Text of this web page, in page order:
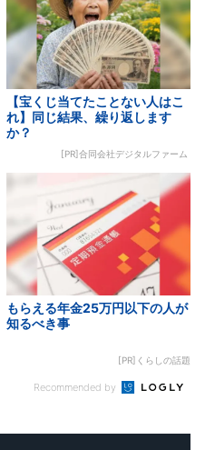
【宝くじ当てたことない人はこ
れ】同じ結果、繰り返します
か？
[PR]合同会社デジタルファーム
もらえる年金25万円以下の人が
知るべき事
[PR]くらしの話題
Recommended by